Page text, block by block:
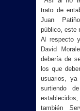
trato de
Juan
público, este
Al respecto
David
debería de
los que
usuarios,
surtiendo
también